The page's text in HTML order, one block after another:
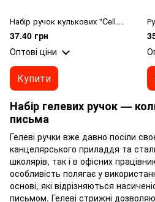
Набір ручок кулькових "Cello" CL51-6 "КОРВІНА" 6 кольорів
37.40 грн
Оптові ціни
Купити
Набір гелевих ручок —
письма
Гелеві ручки вже давно посіли
канцелярського приладдя та
школярів, так і в офісних
особливість полягає у
основі, які відрізняються
письмом. Гелеві стрижні